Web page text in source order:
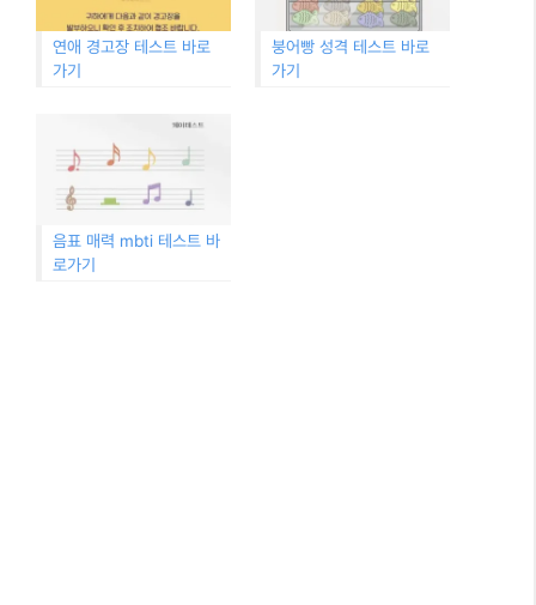
연애 경고장 테스트 바로
가기
붕어빵 성격 테스트 바로
가기
음표 매력 mbti 테스트 바
로가기